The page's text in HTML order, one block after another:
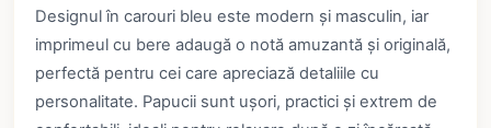
Designul în carouri bleu este modern și masculin, iar
imprimeul cu bere adaugă o notă amuzantă și originală,
perfectă pentru cei care apreciază detaliile cu
personalitate. Papucii sunt ușori, practici și extrem de